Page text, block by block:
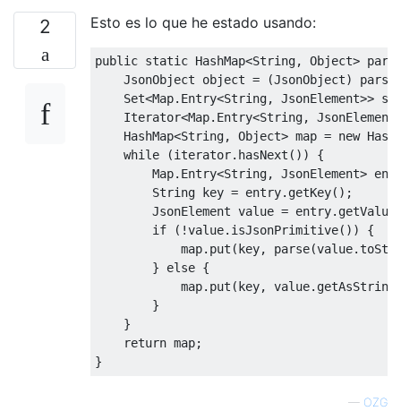
2 Esto es lo que he estado usando:
public static HashMap<String, Object>
JsonObject object = (JsonObject)
Set<Map. Entry<String, JsonElement>>
Iterator<Map. Entry<String, JsonElement
HashMap<String, Object> map = new
while
(iterator. hasNext ())
{
Map. Entry<String, JsonElement>
String key = entry. getKey();
JsonElement value = entry. getValue
if
(!value. isJsonPrimitive())
{
            map
. put (key, parse(value.
}
else {
            map
. put (key, value. getAsString
}
}
return map;
}
— OZG